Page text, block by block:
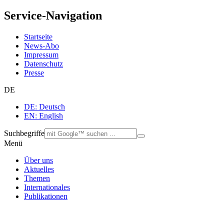
Service-Navigation
Startseite
News-Abo
Impressum
Datenschutz
Presse
DE
DE: Deutsch
EN: English
Suchbegriffe
Menü
Über uns
Aktuelles
Themen
Internationales
Publikationen